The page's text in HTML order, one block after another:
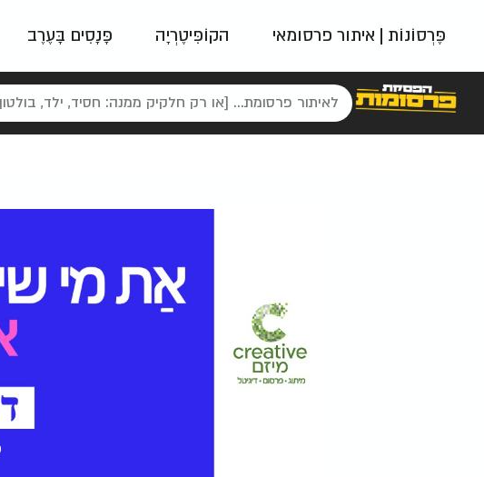
פֶּרְסוֹנוֹת | איתור פרסומאי הקוֹפִּיטֶרְיָה פָּנָסִים בָּעֶרֶב
פאשן
ניינטיז נוסטלגי